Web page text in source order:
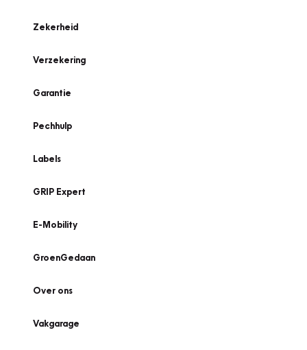
Zekerheid
Verzekering
Garantie
Pechhulp
Labels
GRIP Expert
E-Mobility
GroenGedaan
Over ons
Vakgarage